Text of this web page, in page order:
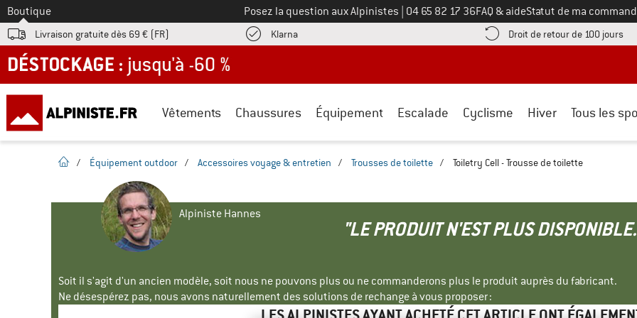
Vers le
Boutique Posez la question aux Alpinistes Appelez-nous au
04 65 82 17 36FAQ & aideStatut de ma
Livraison gratuite dès 69 € (FR) KlarnaTrouve les informations de paiement ici ! Ouvre une boîte d'information
Droit de retour de 100 jours
DÉSTOCKAGE : jusqu'à -60 %
Vêtements Chaussures Équipement Escalade Cyclisme Hiver Tous les
Page d'accueil
/ Équipement outdoor / Accessoires voyage & entretien / Trousses de toilette / Toiletry Cell - Trousse de toilette
Alpiniste Hannes
"LE PRODUIT N'EST PLUS
Soit il s'agit d'un ancien modèle, soit nous ne pouvons plus ou ne commanderons plus le produit auprès du fabricant.
Ne désespérez pas, nous avons naturellement des solutions de rechange à vous proposer :